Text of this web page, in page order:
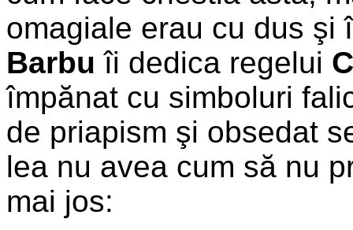
omagiale erau cu dus
Barbu îi dedica regelui
împănat cu simboluri
de priapism şi obsedat
lea nu avea cum să nu
mai jos: